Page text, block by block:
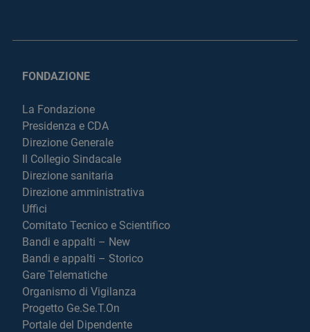
FONDAZIONE
La Fondazione
Presidenza e CDA
Direzione Generale
Il Collegio Sindacale
Direzione sanitaria
Direzione amministrativa
Uffici
Comitato Tecnico e Scientifico
Bandi e appalti – New
Bandi e appalti – Storico
Gare Telematiche
Organismo di Vigilanza
Progetto Ge.Se.T.On
Portale del Dipendente